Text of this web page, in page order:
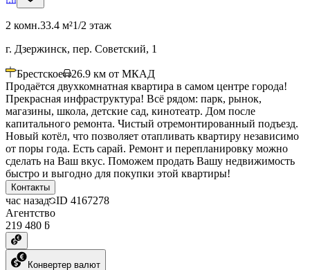
2 комн.33.4 м²1/2 этаж
г. Дзержинск, пер. Советский, 1
Брестское 26.9 км от МКАД
Продаётся двухкомнатная квартира в самом центре города!
Прекрасная инфраструктура! Всё рядом: парк, рынок,
магазины, школа, детские сад, кинотеатр. Дом после
капитального ремонта. Чистый отремонтированный подъезд.
Новый котёл, что позволяет отапливать квартиру независимо
от поры года. Есть сарай. Ремонт и перепланировку можно
сделать на Ваш вкус. Поможем продать Вашу недвижимость
быстро и выгодно для покупки этой квартиры!
Контакты
час назад ID 4167278
Агентство
219 480 ƃ
Конвертер валют